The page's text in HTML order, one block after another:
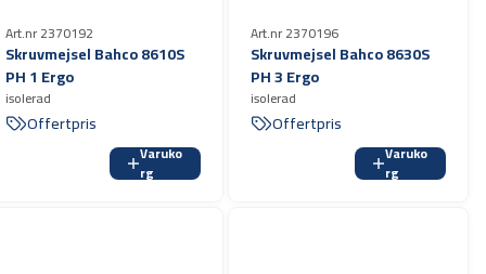
Art.nr 2370192
Skruvmejsel Bahco 8610S
PH 1 Ergo
isolerad
Offertpris
Varuko
rg
Art.nr 2370196
Skruvmejsel Bahco 8630S
PH 3 Ergo
isolerad
Offertpris
Varuko
rg